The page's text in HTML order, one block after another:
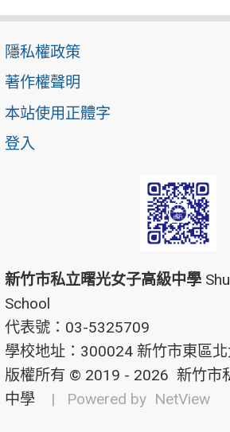
隱私權政策
著作權聲明
本站使用正體字
登入
新竹市私立曙光女子高級中學
School
代表號：03-5325709
學校地址：300024 新竹市東區
版權所有 © 2019 - 2026 新竹市
中學
| Powered by NetView